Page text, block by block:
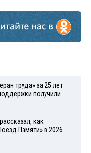
труда» за 25 лет
получили
как
Памяти» в 2026